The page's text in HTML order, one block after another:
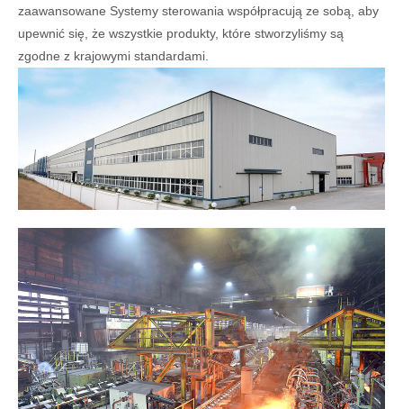
zaawansowane Systemy sterowania współpracują ze sobą, aby
upewnić się, że wszystkie produkty, które stworzyliśmy są
zgodne z krajowymi standardami.